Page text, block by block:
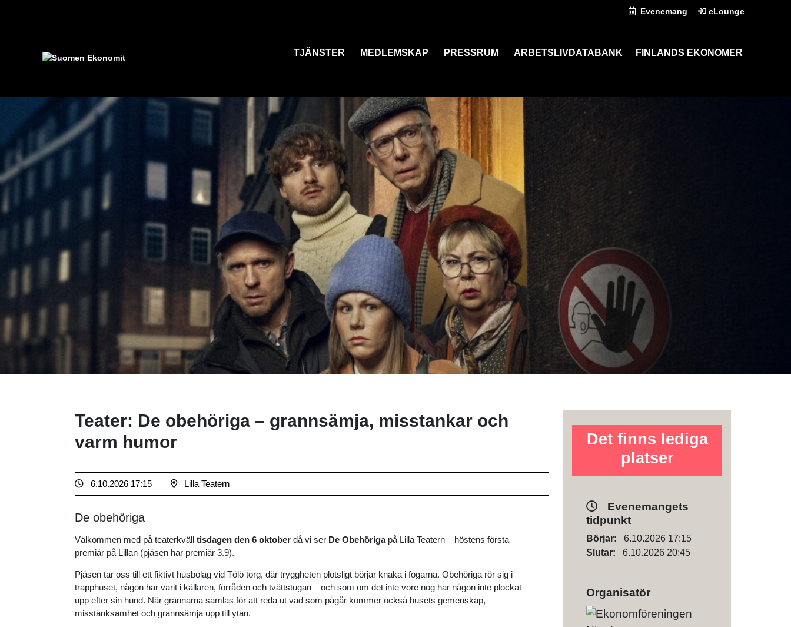
Evenemang eLounge
TJÄNSTER MEDLEMSKAP PRESSRUM ARBETSLIVDATABANK FINLANDS EKONOMER
Teater: De obehöriga – grannsämja, misstankar och
varm humor
6.10.2026 17:15 Lilla Teatern
De obehöriga
Välkommen med på teaterkväll tisdagen den 6 oktober då vi ser De Obehöriga på Lilla Teatern – höstens första
premiär på Lillan (pjäsen har premiär 3.9).
Pjäsen tar oss till ett fiktivt husbolag vid Tölö torg, där tryggheten plötsligt börjar knaka i fogarna. Obehöriga rör sig i
trapphuset, någon har varit i källaren, förråden och tvättstugan – och som om det inte vore nog har någon inte plockat
upp efter sin hund. När grannarna samlas för att reda ut vad som pågår kommer också husets gemenskap,
misstänksamhet och grannsämja upp till ytan.
Det finns lediga
platser
Evenemangets
tidpunkt
Börjar: 6.10.2026 17:15
Slutar: 6.10.2026 20:45
Organisatör